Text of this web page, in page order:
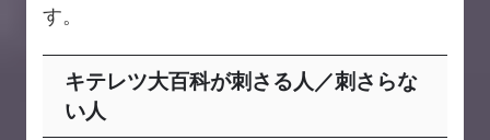
す。
キテレツ大百科が刺さる人／刺さらな
い人